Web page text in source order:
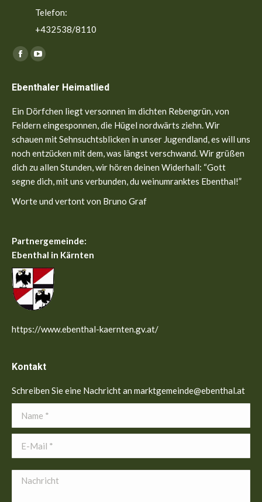
Telefon:
+432538/8110
Finden Sie uns auf:
Facebook
opens
in
new
window
YouTube
opens
in
new
window
Ebenthaler Heimatlied
Ein Dörfchen liegt versonnen im dichten Rebengrün, von
Feldern eingesponnen, die Hügel nordwärts ziehn. Wir
schauen mit Sehnsuchtsblicken in unser Jugendland, es will uns
noch entzücken mit dem, was längst verschwand. Wir grüßen
dich zu allen Stunden, wir hören deinen Widerhall: “Gott
segne dich, mit uns verbunden, du weinumranktes Ebenthal!”
Worte und vertont von Bruno Graf
Partnergemeinde:
Ebenthal in Kärnten
https://www.ebenthal-kaernten.gv.at/
Kontakt
Schreiben Sie eine Nachricht an marktgemeinde@ebenthal.at
Name *
E-Mail *
Nachricht